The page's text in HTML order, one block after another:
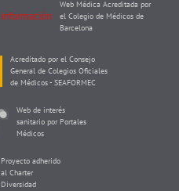
Web Médica Acreditada por
el Colegio de Médicos de
Barcelona
Acreditado por el Consejo
General de Colegios Oficiales
de Médicos - SEAFORMEC
Web de interés
sanitario por Portales
Médicos
Proyecto adherido
al Charter
Diversidad